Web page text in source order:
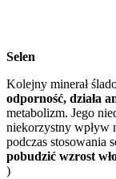
Selen
Kolejny minerał
odporność, działa
metabolizm. Jego
niekorzystny wpływ
podczas stosowania
pobudzić wzrost
)